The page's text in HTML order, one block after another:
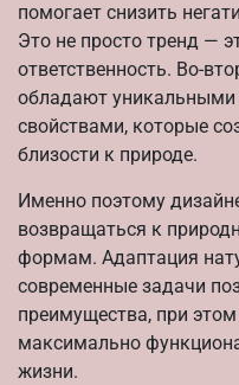
помогает снизить
Это не просто тренд —
ответственность. Во-
обладают
свойствами, которые
близости к природе.
Именно поэтому
возвращаться к
формам. Адаптация
современные задачи
преимущества, при
максимально
жизни.